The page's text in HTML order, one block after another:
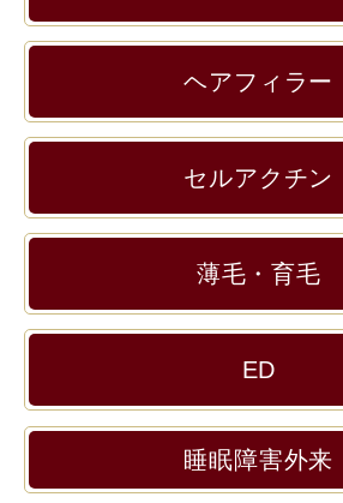
ヘアフィラー
セルアクチン
薄毛・育毛
ED
睡眠障害外来